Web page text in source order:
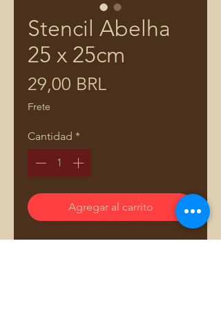
Stencil Abelha
25 x 25cm
29,00 BRLPrecio
Frete
Cantidad *
Agregar al carrito